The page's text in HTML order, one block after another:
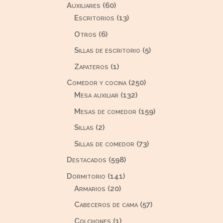
Auxiliares 6060
productos
Escritorios 1313
Otros 66
Sillas de escritorio 55
Zapateros 11
producto
Comedor y cocina 250250
Mesa auxiliar 132132
productos
Mesas de comedor 159159
Sillas 22
productos
Sillas de comedor 7373
Destacados 598598
productos
Dormitorio 141141
Armarios 2020
productos
Cabeceros de cama 5757
Colchones 11